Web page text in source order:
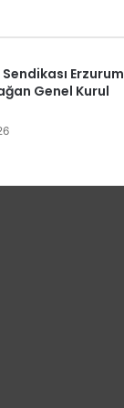
Erzurum
Genel Kurul